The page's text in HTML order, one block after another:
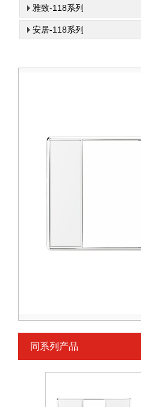
雅致-118系列
安居-118系列
同系列产品